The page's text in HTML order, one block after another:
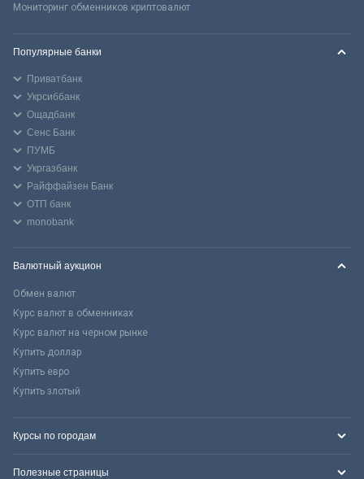
Мониторинг обменников криптовалют
Популярные банки
Приватбанк
Укрсиббанк
Ощадбанк
Сенс Банк
ПУМБ
Укргазбанк
Райффайзен Банк
ОТП банк
monobank
Валютный аукцион
Обмен валют
Курс валют в обменниках
Курс валют на черном рынке
Купить доллар
Купить евро
Купить злотый
Курсы по городам
Полезные страницы